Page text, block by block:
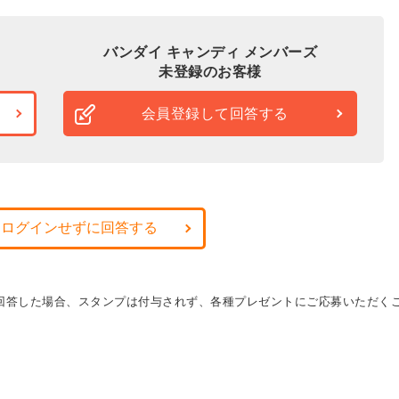
バンダイ キャンディ メンバーズ
未登録のお客様
会員登録して回答する
グインせずに回答する
した場合、スタンプは付与されず、各種プレゼントにご応募いただく